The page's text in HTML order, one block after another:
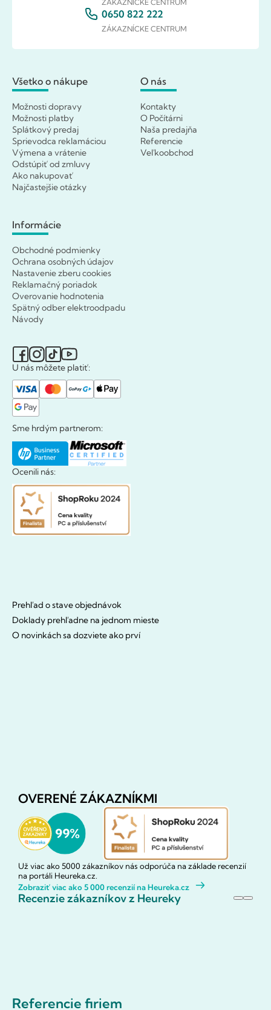
ZÁKAZNÍCKE CENTRUM
0650 822 222
ZÁKAZNÍCKE CENTRUM
Všetko o nákupe
Možnosti dopravy
Možnosti platby
Splátkový predaj
Sprievodca reklamáciou
Výmena a vrátenie
Odstúpiť od zmluvy
Ako nakupovať
Najčastejšie otázky
O nás
Kontakty
O Počítárni
Naša predajňa
Referencie
Veľkoobchod
Informácie
Obchodné podmienky
Ochrana osobných údajov
Nastavenie zberu cookies
Reklamačný poriadok
Overovanie hodnotenia
Spätný odber elektroodpadu
Návody
U nás môžete platiť:
Sme hrdým partnerom:
Ocenili nás:
Prehľad o stave objednávok
Doklady prehľadne na jednom mieste
O novinkách sa dozviete ako prví
OVERENÉ ZÁKAZNÍKMI
Už viac ako 5000 zákazníkov nás odporúča na základe recenzií
na portáli Heureka.cz.
Zobraziť viac ako 5 000 recenzií na Heureka.cz
Recenzie zákazníkov z Heureky
Referencie firiem